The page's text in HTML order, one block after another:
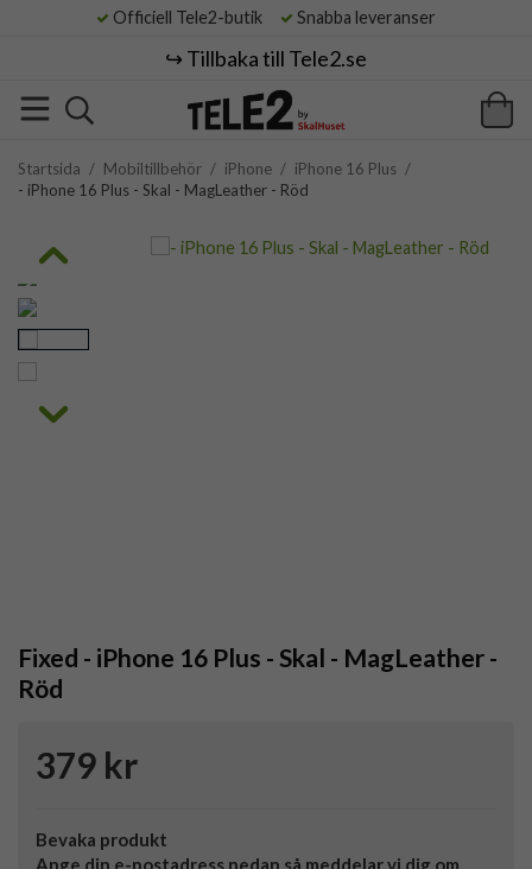
Officiell Tele2-butik Snabba leveranser
↪️ Tillbaka till Tele2.se
Startsida / Mobiltillbehör / iPhone / iPhone 16 Plus /
- iPhone 16 Plus - Skal - MagLeather - Röd
Fixed - iPhone 16 Plus - Skal - MagLeather -
Röd
379 kr
Bevaka produkt
Ange din e-postadress nedan så meddelar vi dig om